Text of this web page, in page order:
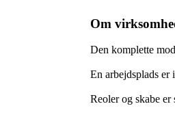
Om
Den komplette
En arbejdsplads
Reoler og skabe er